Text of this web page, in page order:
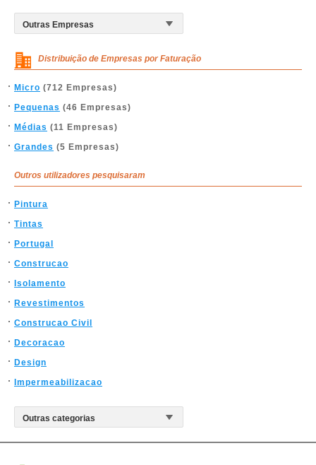
Distribuição de Empresas por Faturação
Micro (712 Empresas)
Pequenas (46 Empresas)
Médias (11 Empresas)
Grandes (5 Empresas)
Outros utilizadores pesquisaram
Pintura
Tintas
Portugal
Construcao
Isolamento
Revestimentos
Construcao Civil
Decoracao
Design
Impermeabilizacao